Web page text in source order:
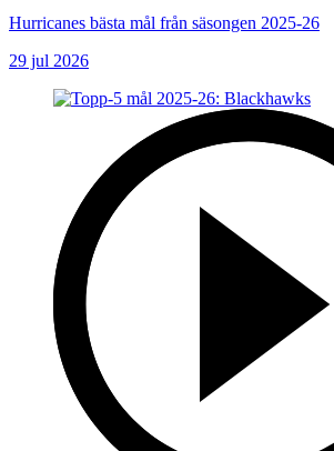
Hurricanes bästa mål från säsongen 2025-26
29 jul 2026